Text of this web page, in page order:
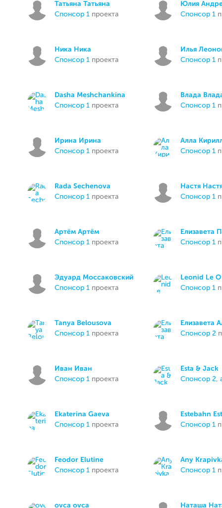
Татьяна Татьяна
спонсор 1 проекта
Юлия
спонсор 1
Ника Ника
спонсор 1 проекта
Илья
спонсор 1
Dasha Meshchankina
спонсор 1 проекта
Влада
спонсор 1
Ирина Ирина
спонсор 1 проекта
Алла
спонсор 1
Rada Sechenova
спонсор 1 проекта
Настя
спонсор 1
Артём Артём
спонсор 1 проекта
Елизавета
спонсор 1
Эдуард Моссаковский
спонсор 1 проекта
Leonid Le
спонсор 1
Tanya Belousova
спонсор 1 проекта
Елизавета
спонсор 2
Иван Иван
спонсор 1 проекта
Esta & Jack
спонсор 2,
Ekaterina Gaeva
спонсор 1 проекта
Estebahn
спонсор 1
Feodor Elutine
спонсор 1 проекта
Any
спонсор 1
ovca ovca
Наташа